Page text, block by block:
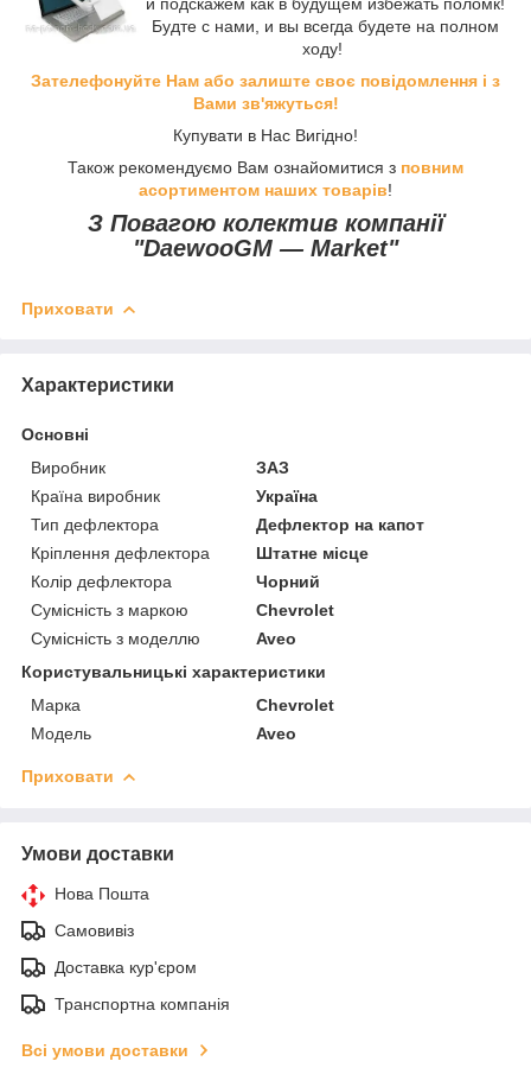
и подскажем как в будущем избежать поломк!
Будте с нами, и вы всегда будете на полном
ходу!
Зателефонуйте Нам або залиште своє повідомлення і з
Вами зв'яжуться!
Купувати в Нас Вигідно!
Також рекомендуємо Вам ознайомитися з повним
асортиментом наших товарів!
З Повагою колектив компанії
"DaewooGM ― Market"
Приховати
Характеристики
Основні
Виробник
ЗАЗ
Країна виробник
Україна
Тип дефлектора
Дефлектор на капот
Кріплення дефлектора
Штатне місце
Колір дефлектора
Чорний
Сумісність з маркою
Chevrolet
Сумісність з моделлю
Aveo
Користувальницькі характеристики
Марка
Chevrolet
Модель
Aveo
Приховати
Умови доставки
Нова Пошта
Самовивіз
Доставка кур'єром
Транспортна компанія
Всі умови доставки